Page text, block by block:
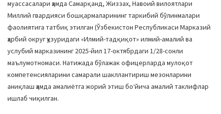
муассасалари ҳамда Самарқанд, Жиззах, Навоий вилоятлари
Миллий гвардияси бошқармаларининг таркибий бўлинмалари
фаолиятига татбиқ этилган (Ўзбекистон Республикаси Марказий
ҳарбий округ ҳузуридаги «Илмий-тадқиқот» илмий-амалий ва
услубий марказининг 2025-йил 17-октябрдаги 1/28-сонли
маълумотномаси. Натижада бўлажак офицерларда мулоқот
компетенсияларини самарали шакллантириш мезонларини
аниқлаш ҳамда амалиётга жорий этиш боʻйича амалий таклифлар
ишлаб чиқилган.